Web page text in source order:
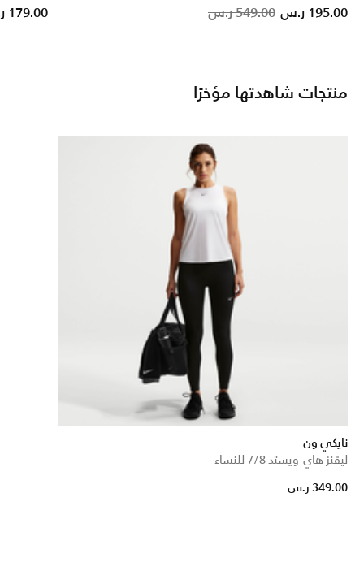
Price reduced from
549.00 ر.س to 195.00 ر.س 179.00 ر.س
منتجات شاهدتها مؤخرًا
نايكي ون
ليقنز هاي-ويستد 7/8 للنساء
349.00 ر.س